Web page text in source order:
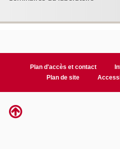
Plan d'accès et contact
Plan de site